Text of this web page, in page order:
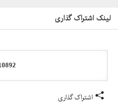
لینک اشتراک گذاری
اشتراک گذاری